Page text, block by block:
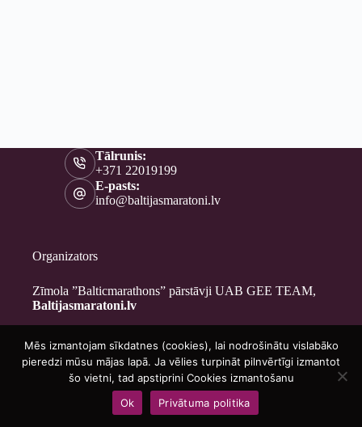
Tālrunis:
+371 22019199
E-pasts:
info@baltijasmaratoni.lv
Organizators
Zīmola ”Balticmarathons” pārstāvji UAB GEE TEAM,
Baltijasmaratoni.lv
Kontakti
Par mums
Brīvprātīgajiem
Privātuma politika
Copyright © 2026 - Baltijasmaratoni.lv
Mēs izmantojam sīkdatnes (cookies), lai nodrošinātu vislabāko
pieredzi mūsu mājas lapā. Ja vēlies turpināt pilnvērtīgi izmantot
šo vietni, tad apstiprini Cookies izmantošanu
Ok
Privātuma politika